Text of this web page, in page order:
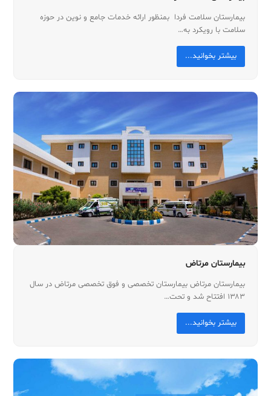
بیمارستان سلامت فردا بمنظور ارائه خدمات جامع و نوین در حوزه
سلامت با رویکرد به…
بیشتر بخوانید...
بیمارستان مرتاض
بیمارستان مرتاض بیمارستان تخصصی و فوق تخصصی مرتاض در سال
۱۳۸۳ افتتاح شد و تحت…
بیشتر بخوانید...